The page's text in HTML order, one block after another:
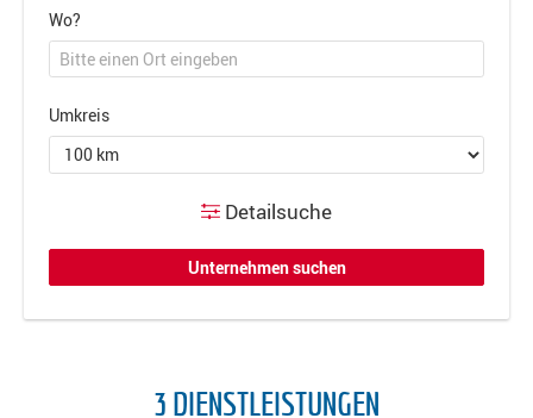
Wo?
Umkreis
Detailsuche
3 DIENSTLEISTUNGEN